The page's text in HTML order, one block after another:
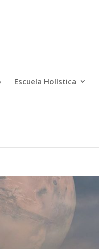
Escuela Holística